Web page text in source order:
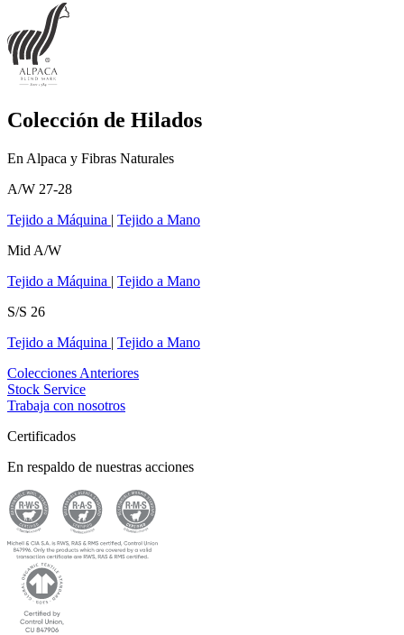
Colección de Hilados
En Alpaca y Fibras Naturales
A/W 27-28
Tejido a Máquina | Tejido a Mano
Mid A/W
Tejido a Máquina | Tejido a Mano
S/S 26
Tejido a Máquina | Tejido a Mano
Colecciones Anteriores
Stock Service
Trabaja con nosotros
Certificados
En respaldo de nuestras acciones